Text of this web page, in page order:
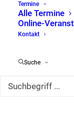
Termine
Alle Termine
Online-
Kontakt
Suche